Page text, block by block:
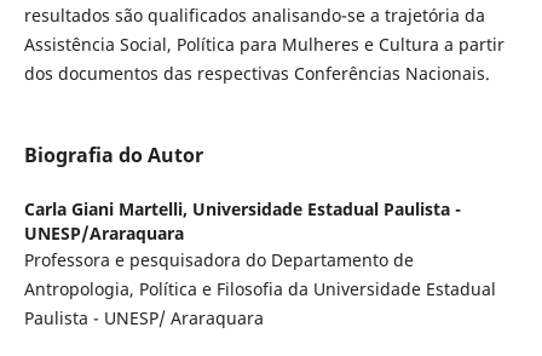
resultados são qualificados analisando-se a trajetória da
Assistência Social, Política para Mulheres e Cultura a partir
dos documentos das respectivas Conferências Nacionais.
Biografia do Autor
Carla Giani Martelli, Universidade Estadual Paulista -
UNESP/Araraquara
Professora e pesquisadora do Departamento de
Antropologia, Política e Filosofia da Universidade Estadual
Paulista - UNESP/ Araraquara